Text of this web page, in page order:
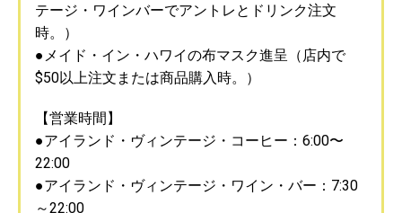
テージ・ワインバーでアントレとドリンク注文
時。）
●メイド・イン・ハワイの布マスク進呈（店内で
$50以上注文または商品購入時。）
【営業時間】
●アイランド・ヴィンテージ・コーヒー：6:00〜
22:00
●アイランド・ヴィンテージ・ワイン・バー：7:30
～22:00